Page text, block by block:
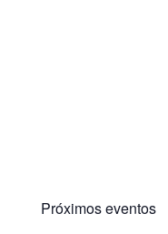
Próximos eventos